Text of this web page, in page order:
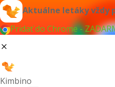
Aktuálne letáky vždy
Pridať do Chrome -
Kimbino